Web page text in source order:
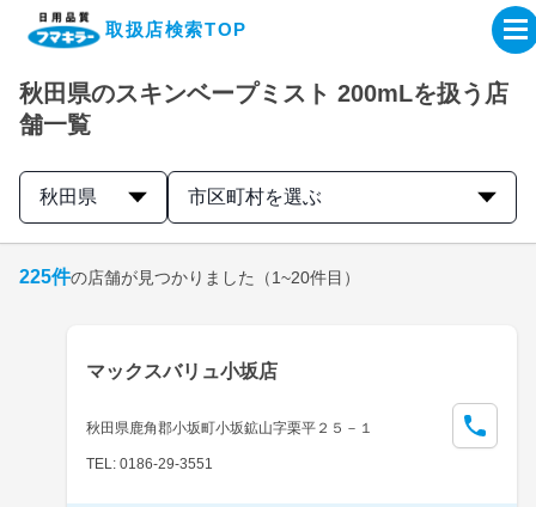
取扱店検索TOP
企業・IR情報サイト
製品情報サイト
取扱店検索はこちら
秋田県のスキンベープミスト 200mLを扱う店
舗一覧
秋田県 市区町村を選ぶ
225件の店舗が見つかりました （1~20件目）
マックスバリュ小坂店
秋田県鹿角郡小坂町小坂鉱山字栗平２５－１
TEL: 0186-29-3551